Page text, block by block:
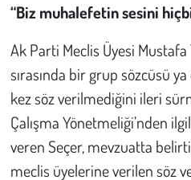
“Biz muhalefetin sesini
Ak Parti Meclis Üyesi Mustafa
sırasında bir grup sözcüsü
kez söz verilmediğini ileri
Çalışma Yönetmeliği’nden
veren Seçer, mevzuatta
meclis üyelerine verilen söz